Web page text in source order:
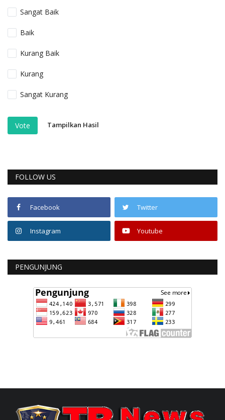
Sangat Baik
Baik
Kurang Baik
Kurang
Sangat Kurang
Vote Tampilkan Hasil
FOLLOW US
Facebook Twitter
Instagram Youtube
PENGUNJUNG